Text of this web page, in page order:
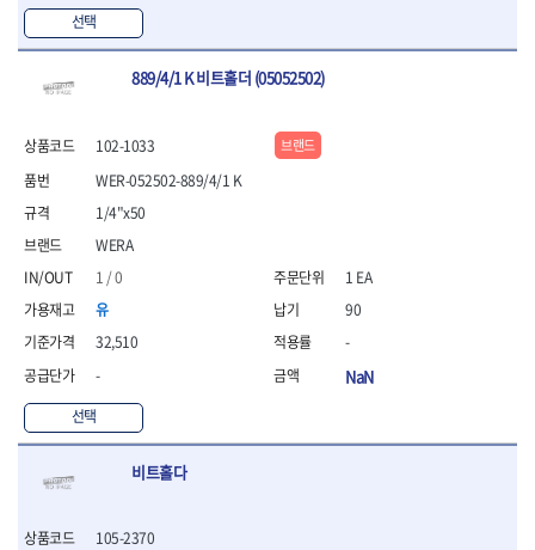
선택
889/4/1 K 비트홀더 (05052502)
102-1033
WERA
1 / 0
유
32,510
-
선택
WER-052502-889/4/1 K
1/4"x50
1 EA
90
-
NaN
브랜드
비트홀다
105-2370